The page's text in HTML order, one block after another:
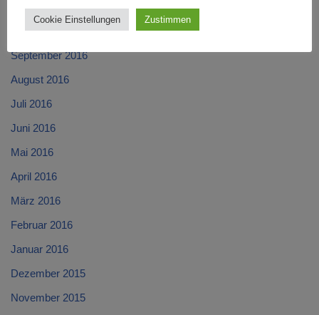
November 2016
Oktober 2016
September 2016
August 2016
Juli 2016
Juni 2016
Mai 2016
April 2016
März 2016
Februar 2016
Januar 2016
Dezember 2015
November 2015
Cookie Einstellungen Zustimmen